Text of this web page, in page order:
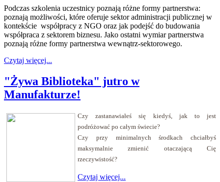
Podczas szkolenia uczestnicy poznają różne formy partnerstwa:
poznają możliwości, które oferuje sektor administracji publicznej w
kontekście współpracy z NGO oraz jak podejść do budowania
współpraca z sektorem biznesu. Jako ostatni wymiar partnerstwa
poznają różne formy partnerstwa wewnątrz-sektorowego.
Czytaj więcej...
"Żywa Biblioteka" jutro w
Manufakturze!
Czy zastanawiałeś się kiedyś, jak to jest
podróżować po całym świecie?
Czy przy minimalnych środkach chciałbyś
maksymalnie zmienić otaczającą Cię
rzeczywistość?
Czytaj więcej...